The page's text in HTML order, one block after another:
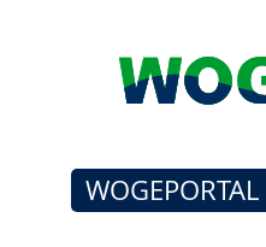
WOGEPORTAL